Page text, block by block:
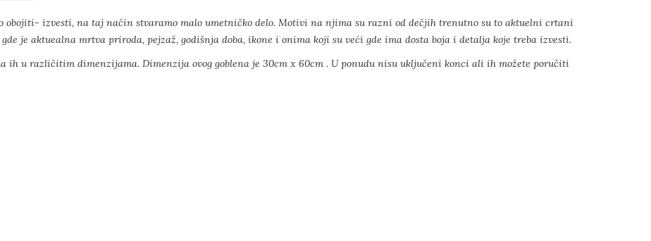
obojiti- izvesti, na taj način stvaramo malo umetničko delo. Motivi na njima su razni od dečjih trenutno su to aktuelni crtani
je aktuealna mrtva priroda, pejzaž, godišnja doba, ikone i onima koji su veći gde ima dosta boja i detalja koje treba izvesti.
ih u različitim dimenzijama. Dimenzija ovog goblena je 30cm x 60cm . U ponudu nisu uključeni konci ali ih možete poručiti